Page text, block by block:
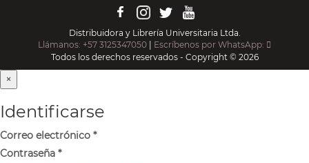
Distribuidora y Librería Universitaria Ltda.
Llámanos: +57 3125347050 | Escríbenos por WhatsApp:
Todos los derechos reservados - Copyright © 2026
×
Identificarse
Correo electrónico *
Contraseña *